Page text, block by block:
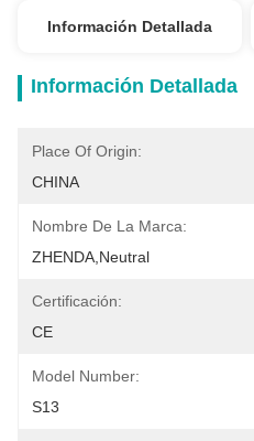
Información Detallada
Información Detallada
Place Of Origin:
CHINA
Nombre De La Marca:
ZHENDA,Neutral
Certificación:
CE
Model Number:
S13